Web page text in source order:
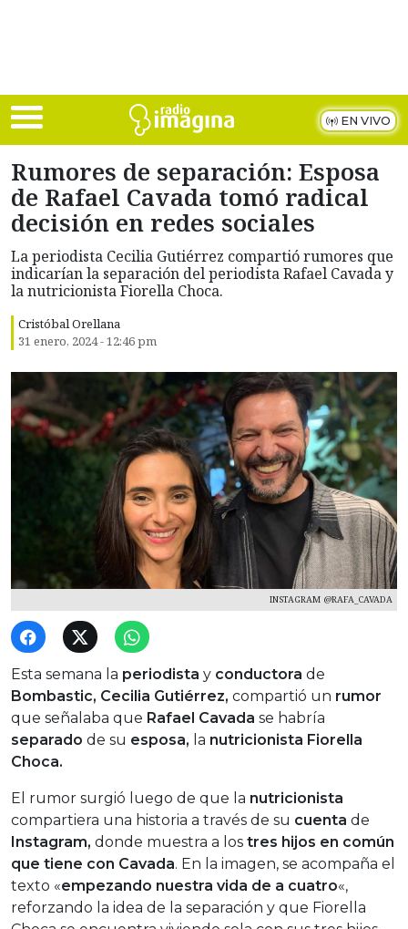
EN VIVO
Rumores de separación: Esposa
de Rafael Cavada tomó radical
decisión en redes sociales
La periodista Cecilia Gutiérrez compartió rumores que
indicarían la separación del periodista Rafael Cavada y
la nutricionista Fiorella Choca.
Cristóbal Orellana
31 enero, 2024 - 12:46 pm
INSTAGRAM @RAFA_CAVADA
Esta semana la periodista y conductora de
Bombastic, Cecilia Gutiérrez, compartió un rumor
que señalaba que Rafael Cavada se habría
separado de su esposa, la nutricionista Fiorella
Choca.
El rumor surgió luego de que la nutricionista
compartiera una historia a través de su cuenta de
Instagram, donde muestra a los tres hijos en común
que tiene con Cavada. En la imagen, se acompaña el
texto «empezando nuestra vida de a cuatro«,
reforzando la idea de la separación y que Fiorella